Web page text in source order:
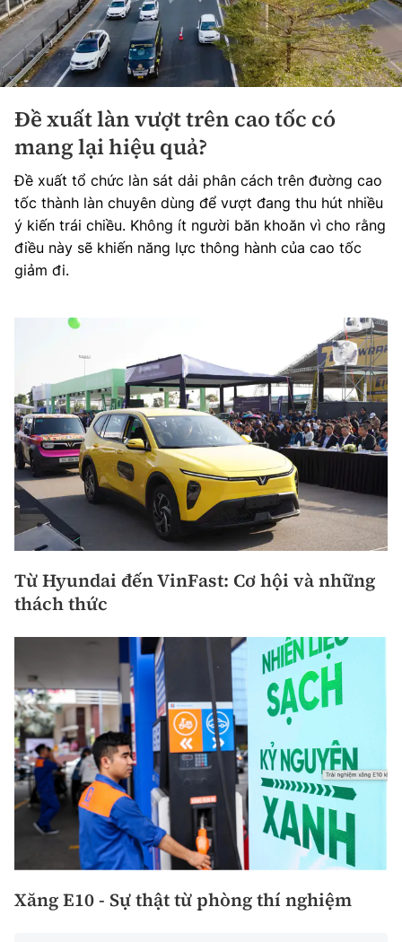
Đề xuất làn vượt trên cao tốc có
mang lại hiệu quả?
Đề xuất tổ chức làn sát dải phân cách trên đường cao
tốc thành làn chuyên dùng để vượt đang thu hút nhiều
ý kiến trái chiều. Không ít người băn khoăn vì cho rằng
điều này sẽ khiến năng lực thông hành của cao tốc
giảm đi.
Từ Hyundai đến VinFast: Cơ hội và những
thách thức
Xăng E10 - Sự thật từ phòng thí nghiệm